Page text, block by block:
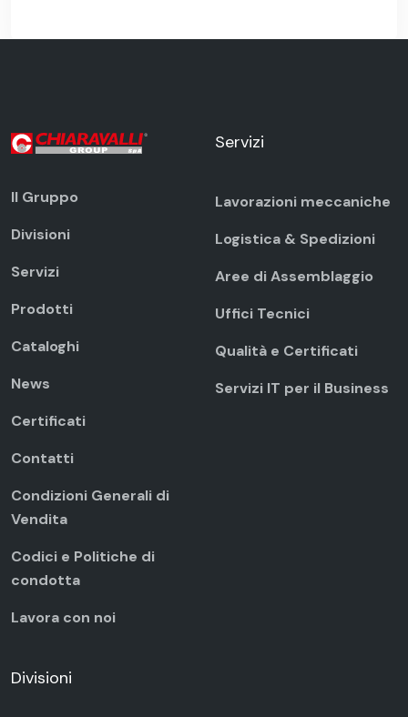
Il Gruppo
Divisioni
Servizi
Prodotti
Cataloghi
News
Certificati
Contatti
Condizioni Generali di
Vendita
Codici e Politiche di
condotta
Lavora con noi
Servizi
Lavorazioni meccaniche
Logistica & Spedizioni
Aree di Assemblaggio
Uffici Tecnici
Qualità e Certificati
Servizi IT per il Business
Divisioni